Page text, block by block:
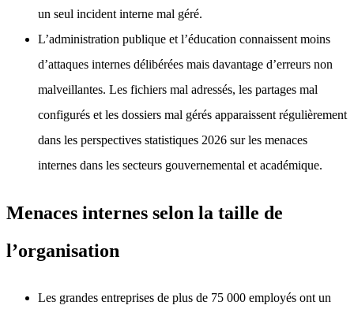
un seul incident interne mal géré.
L’administration publique et l’éducation connaissent moins
d’attaques internes délibérées mais davantage d’erreurs non
malveillantes. Les fichiers mal adressés, les partages mal
configurés et les dossiers mal gérés apparaissent régulièrement
dans les perspectives statistiques 2026 sur les menaces
internes dans les secteurs gouvernemental et académique.
Menaces internes selon la taille de
l’organisation
Les grandes entreprises de plus de 75 000 employés ont un